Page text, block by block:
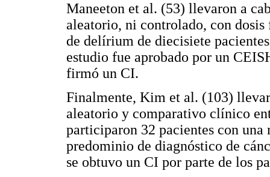
Maneeton et al. (53) llevaron a
aleatorio, ni controlado, con
de delírium de diecisiete
estudio fue aprobado por un
firmó un CI.
Finalmente, Kim et al. (103)
aleatorio y comparativo clínico
participaron 32 pacientes con una
predominio de diagnóstico de
se obtuvo un CI por parte de los